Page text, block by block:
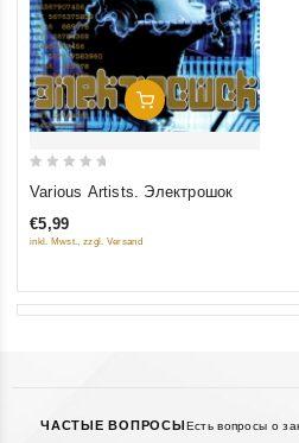
Добавить В Корзину
of
Various Artists. Электрошок
€5,99
inkl. Mwst., zzgl. Versand
ЧАСТЫЕ ВОПРОСЫЕсть вопросы о